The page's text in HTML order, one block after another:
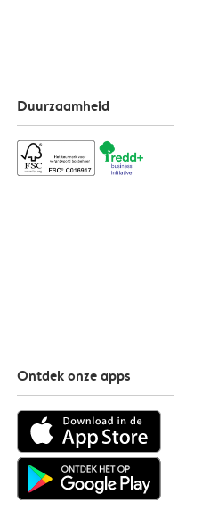
Duurzaamheid
Ontdek onze apps